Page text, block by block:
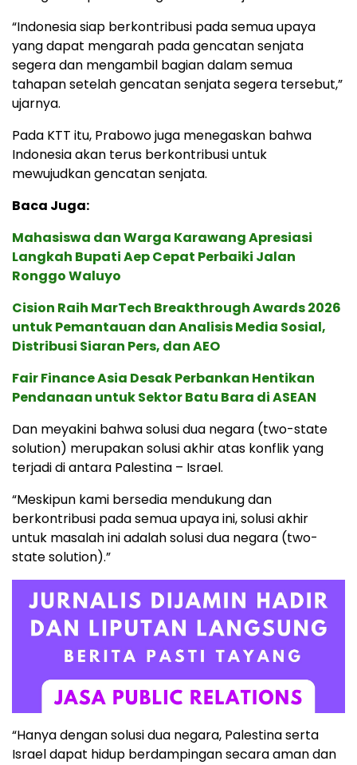
“Indonesia siap berkontribusi pada semua upaya
yang dapat mengarah pada gencatan senjata
segera dan mengambil bagian dalam semua
tahapan setelah gencatan senjata segera tersebut,”
ujarnya.
Pada KTT itu, Prabowo juga menegaskan bahwa
Indonesia akan terus berkontribusi untuk
mewujudkan gencatan senjata.
Baca Juga:
Mahasiswa dan Warga Karawang Apresiasi
Langkah Bupati Aep Cepat Perbaiki Jalan
Ronggo Waluyo
Cision Raih MarTech Breakthrough Awards 2026
untuk Pemantauan dan Analisis Media Sosial,
Distribusi Siaran Pers, dan AEO
Fair Finance Asia Desak Perbankan Hentikan
Pendanaan untuk Sektor Batu Bara di ASEAN
Dan meyakini bahwa solusi dua negara (two-state
solution) merupakan solusi akhir atas konflik yang
terjadi di antara Palestina – Israel.
“Meskipun kami bersedia mendukung dan
berkontribusi pada semua upaya ini, solusi akhir
untuk masalah ini adalah solusi dua negara (two-
state solution).”
“Hanya dengan solusi dua negara, Palestina serta
Israel dapat hidup berdampingan secara aman dan